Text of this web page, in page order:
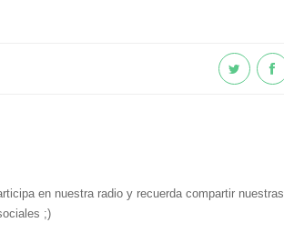
en nuestra radio y recuerda compartir nuestras
;)